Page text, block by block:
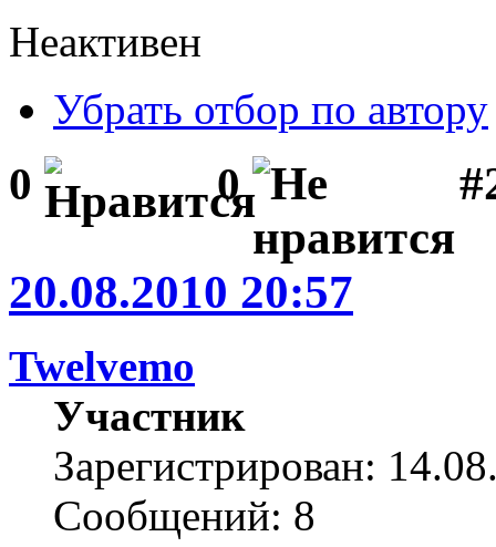
Неактивен
Убрать отбор по автору
0 0
20.08.2010 20:57
Twelvemo
Участник
Зарегистрирован:
Сообщений: 8